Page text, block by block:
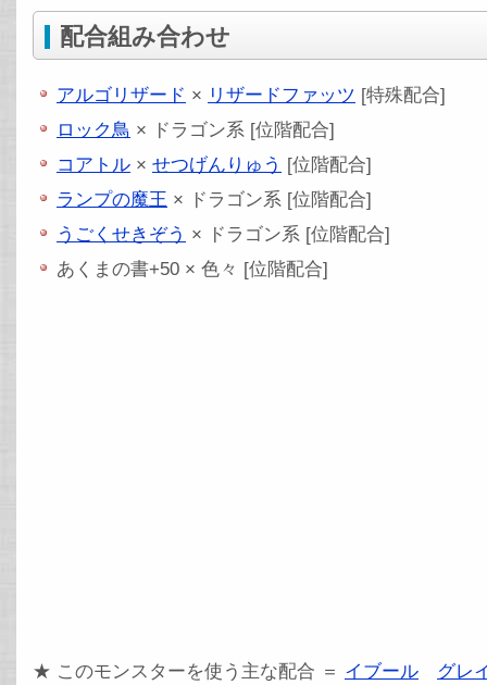
配合組み合わせ
アルゴリザード × リザードファッツ [特殊配合]
ロック鳥 × ドラゴン系 [位階配合]
コアトル × せつげんりゅう [位階配合]
ランプの魔王 × ドラゴン系 [位階配合]
うごくせきぞう × ドラゴン系 [位階配合]
あくまの書+50 × 色々 [位階配合]
★ このモンスターを使う主な配合 ＝ イブール
グレ